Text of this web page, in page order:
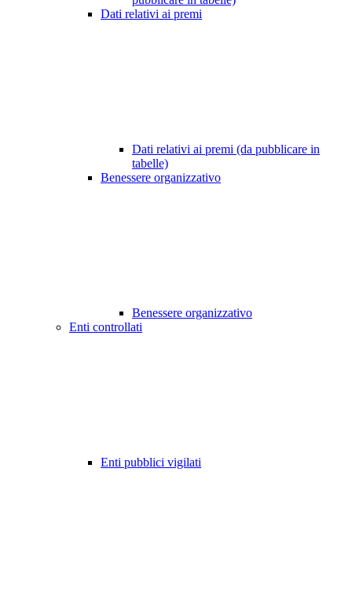
Dati relativi ai premi
Dati relativi ai premi (da pubblicare in
tabelle)
Benessere organizzativo
Benessere organizzativo
Enti controllati
Enti pubblici vigilati